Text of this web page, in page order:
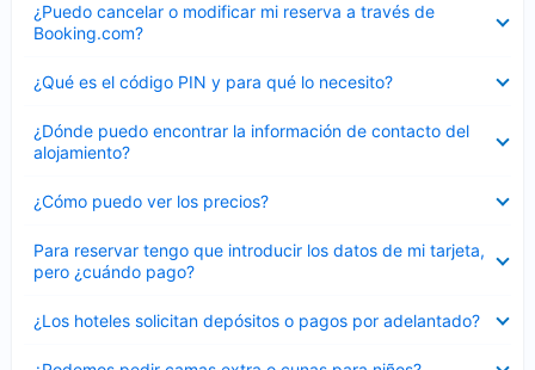
¿Puedo cancelar o modificar mi reserva a través de
Booking.com?
cerrado
¿Qué es el código PIN y para qué lo necesito?
cerrado
¿Dónde puedo encontrar la información de contacto del
alojamiento?
cerrado
¿Cómo puedo ver los precios?
cerrado
Para reservar tengo que introducir los datos de mi tarjeta,
pero ¿cuándo pago?
cerrado
¿Los hoteles solicitan depósitos o pagos por adelantado?
cerrado